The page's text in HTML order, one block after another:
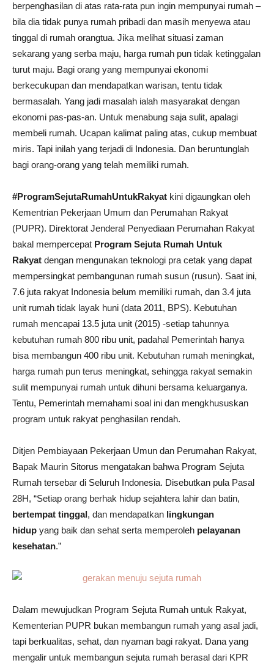
berpenghasilan di atas rata-rata pun ingin mempunyai rumah –
bila dia tidak punya rumah pribadi dan masih menyewa atau
tinggal di rumah orangtua. Jika melihat situasi zaman
sekarang yang serba maju, harga rumah pun tidak ketinggalan
turut maju. Bagi orang yang mempunyai ekonomi
berkecukupan dan mendapatkan warisan, tentu tidak
bermasalah. Yang jadi masalah ialah masyarakat dengan
ekonomi pas-pas-an. Untuk menabung saja sulit, apalagi
membeli rumah. Ucapan kalimat paling atas, cukup membuat
miris. Tapi inilah yang terjadi di Indonesia. Dan beruntunglah
bagi orang-orang yang telah memiliki rumah.
#ProgramSejutaRumahUntukRakyat kini digaungkan oleh
Kementrian Pekerjaan Umum dan Perumahan Rakyat
(PUPR). Direktorat Jenderal Penyediaan Perumahan Rakyat
bakal mempercepat Program Sejuta Rumah Untuk
Rakyat dengan mengunakan teknologi pra cetak yang dapat
mempersingkat pembangunan rumah susun (rusun). Saat ini,
7.6 juta rakyat Indonesia belum memiliki rumah, dan 3.4 juta
unit rumah tidak layak huni (data 2011, BPS). Kebutuhan
rumah mencapai 13.5 juta unit (2015) -setiap tahunnya
kebutuhan rumah 800 ribu unit, padahal Pemerintah hanya
bisa membangun 400 ribu unit. Kebutuhan rumah meningkat,
harga rumah pun terus meningkat, sehingga rakyat semakin
sulit mempunyai rumah untuk dihuni bersama keluarganya.
Tentu, Pemerintah memahami soal ini dan mengkhususkan
program untuk rakyat penghasilan rendah.
Ditjen Pembiayaan Pekerjaan Umun dan Perumahan Rakyat,
Bapak Maurin Sitorus mengatakan bahwa Program Sejuta
Rumah tersebar di Seluruh Indonesia. Disebutkan pula Pasal
28H, “Setiap orang berhak hidup sejahtera lahir dan batin,
bertempat tinggal, dan mendapatkan lingkungan
hidup yang baik dan sehat serta memperoleh pelayanan
kesehatan.”
Dalam mewujudkan Program Sejuta Rumah untuk Rakyat,
Kementerian PUPR bukan membangun rumah yang asal jadi,
tapi berkualitas, sehat, dan nyaman bagi rakyat. Dana yang
mengalir untuk membangun sejuta rumah berasal dari KPR